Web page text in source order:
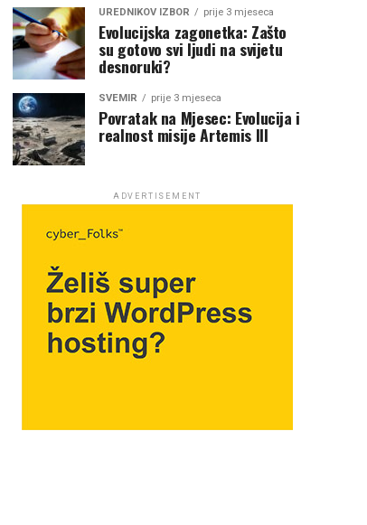
UREDNIKOV IZBOR prije 3 mjeseca
Evolucijska zagonetka: Zašto
su gotovo svi ljudi na svijetu
desnoruki?
SVEMIR prije 3 mjeseca
Povratak na Mjesec: Evolucija i
realnost misije Artemis III
ADVERTISEMENT